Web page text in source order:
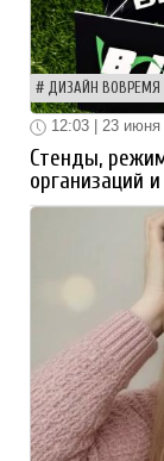
ДИЗАЙН ВОВРЕМЯ
12:03 | 23 июня
Стенды,
организаций